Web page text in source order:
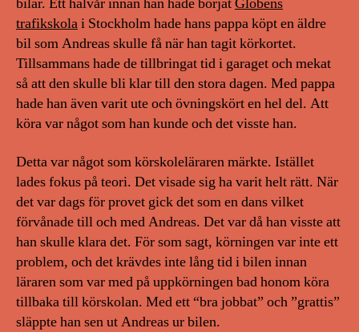
bilar. Ett halvår innan han hade börjatGlobens
trafikskolai Stockholm hade hans pappa köpt en äldre
bil som Andreas skulle få när han tagit körkortet.
Tillsammans hade de tillbringat tid i garaget och mekat
så att den skulle bli klar till den stora dagen. Med pappa
hade han även varit ute och övningskört en hel del. Att
köra var något som han kunde och det visste han.
Detta var något som körskoleläraren märkte. Istället
lades fokus på teori. Det visade sig ha varit helt rätt. När
det var dags för provet gick det som en dans vilket
förvånade till och med Andreas. Det var då han visste att
han skulle klara det. För som sagt, körningen var inte ett
problem, och det krävdes inte lång tid i bilen innan
läraren som var med på uppkörningen bad honom köra
tillbaka till körskolan. Med ett “bra jobbat” och ”grattis”
släppte han sen ut Andreas ur bilen.